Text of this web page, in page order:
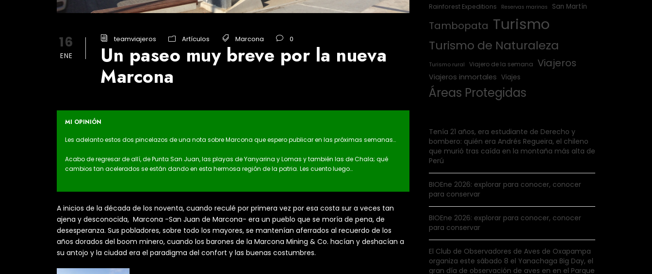
16
ENE
teamviajeros Artículos Marcona 0
Un paseo muy breve por la nueva
Marcona
MI OPINIÓN
Les adelanto estos dos pincelazos de una nota sobre Marcona que espero publicar en las próximas semanas…
Acabo de regresar de allí, de Punta San Juan, las playas de Yanyarina y Lomas y también las de Chala; qué
cambios tan acelerados se están dando en esta hermosa región de la patria. Les cuento luego…
A inicios de la década de los noventa, cuando reculé por primera vez por esa costa sur a veces tan
ajena y desconocida, Marcona -San Juan de Marcona- era un pueblo que se moría de pena, de
desesperanza. Sus pobladores, sobre todo los mayores, se mantenían aferrados al recuerdo de los
años dorados del boom minero, cuando los barones de la Marcona Mining & Co. hacían y deshacían a
su antojo y la ciudad era el paradigma del confort y las buenas costumbres.
Rainforest Expeditions Reservas marinas San Martín
Tambopata Turismo
Turismo de Naturaleza
Turismo rural Viajero de la semana Viajeros
Viajeros inmortales Viajes
Áreas Protegidas
Tenía 21 años, era estudiante de Derecho y
bombero: quién era Andrés Regueira, el chileno
que murió tras caída en la montaña más alta de
Perú
BIOEne 2026: explorar para conocer, conocer
para conservar
BIOEne 2026: explorar para conocer, conocer
para conservar
El Club de Observadores de Aves de Oxapampa
organiza este sábado 8 el Yanachaga Big Day, el
gran día de observación de aves en en el Parque